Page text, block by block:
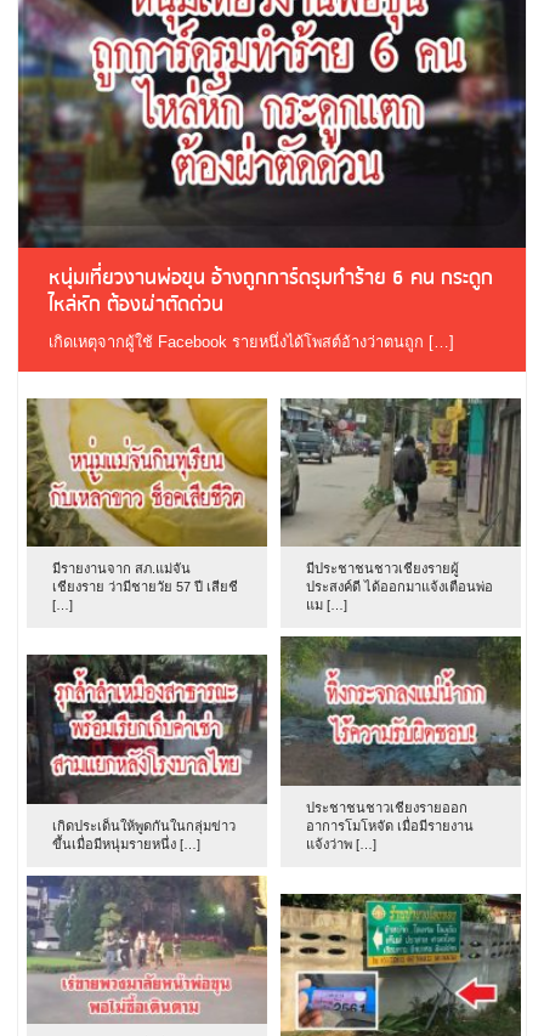
หนุ่มเที่ยวงานพ่อขุน อ้างถูกการ์ดรุมทำร้าย 6 คน กระดูก
ไหล่หัก ต้องผ่าตัดด่วน
เกิดเหตุจากผู้ใช้ Facebook รายหนึ่งได้โพสต์อ้างว่าตนถูก […]
มีรายงานจาก สภ.แม่จัน
เชียงราย ว่ามีชายวัย 57 ปี เสียชี
[…]
มีประชาชนชาวเชียงรายผู้
ประสงค์ดี ได้ออกมาแจ้งเตือนพ่อ
แม […]
เกิดประเด็นให้พูดกันในกลุ่มข่าว
ขึ้นเมื่อมีหนุ่มรายหนึ่ง […]
ประชาชนชาวเชียงรายออก
อาการโมโหจัด เมื่อมีรายงาน
แจ้งว่าพ […]